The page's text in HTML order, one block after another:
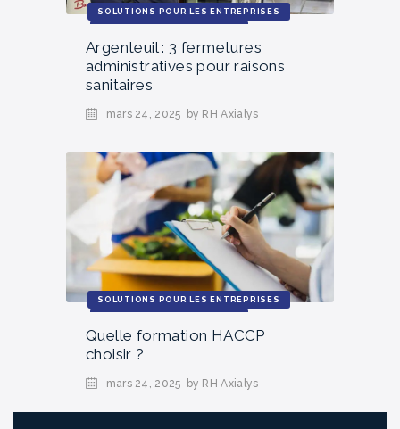
SOLUTIONS POUR LES ENTREPRISES
Argenteuil : 3 fermetures
administratives pour raisons
sanitaires
mars 24, 2025 by RH Axialys
SOLUTIONS POUR LES ENTREPRISES
Quelle formation HACCP
choisir ?
mars 24, 2025 by RH Axialys